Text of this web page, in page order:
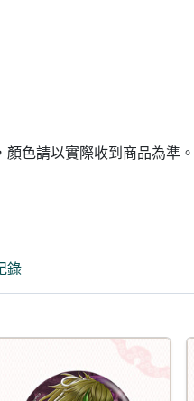
色請以實際收到商品為準。
錄